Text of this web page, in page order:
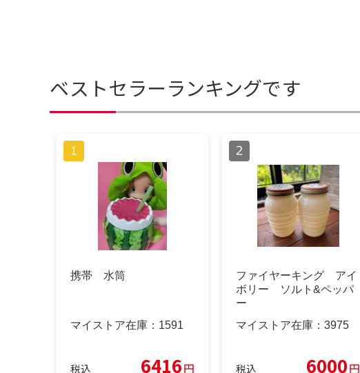
ベストセラーランキングです
携帯 水筒
マイストア在庫： 1591
税込 6416円
ファイヤーキング アイ
ボリー ソルト&ペッパ
ー
マイストア在庫： 3975
税込 6000円